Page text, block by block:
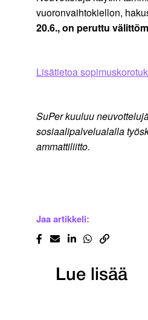
vuoronvaihtokiellon,
20.6., on peruttu
Lisätietoa
SuPer kuuluu
sosiaalipalvelualalla
ammattiliitto.
Jaa artikkeli:
Lue lisää